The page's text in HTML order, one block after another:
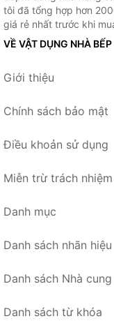
tôi đã tổng hợp hơn
giá rẻ nhất trước khi
VỀ VẬT DỤNG NHÀ BẾP
Giới thiệu
Chính sách bảo mật
Điều khoản sử dụng
Miễn trừ trách nhiệm
Danh mục
Danh sách nhãn hiệu
Danh sách Nhà
Danh sách từ khóa